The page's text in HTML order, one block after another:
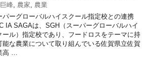
巨峰 農家
農業
パーグローバルハイスクール指定校との連携
IA SAGAは、SGH（スーパーグローバルハイ
ール）指定校であり、フードロスをテーマに持
能な農業について取り組んでいる佐賀県立佐賀
高 …